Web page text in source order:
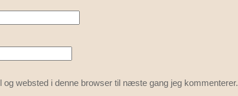
og websted i denne browser til næste gang jeg kommenterer.